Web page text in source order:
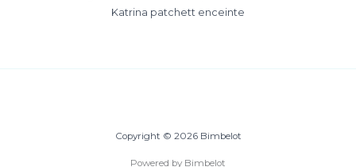
Katrina patchett enceinte
Copyright © 2026 Bimbelot
Powered by Bimbelot